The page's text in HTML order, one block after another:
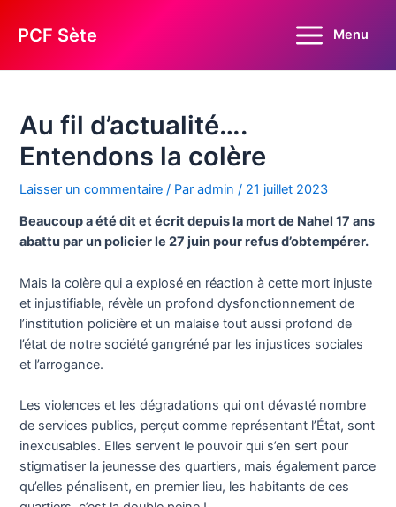
PCF Sète
Main
Menu
Au fil d’actualité….
Entendons la colère
Laisser un commentaire / Paradmin/ 21 juillet 2023
Beaucoup a été dit et écrit depuis la mort de Nahel 17 ans
abattu par un policier le 27 juin pour refus d’obtempérer.
Mais la colère qui a explosé en réaction à cette mort injuste
et injustifiable, révèle un profond dysfonctionnement de
l’institution policière et un malaise tout aussi profond de
l’état de notre société gangréné par les injustices sociales
et l’arrogance.
Les violences et les dégradations qui ont dévasté nombre
de services publics, perçut comme représentant l’État, sont
inexcusables. Elles servent le pouvoir qui s’en sert pour
stigmatiser la jeunesse des quartiers, mais également parce
qu’elles pénalisent, en premier lieu, les habitants de ces